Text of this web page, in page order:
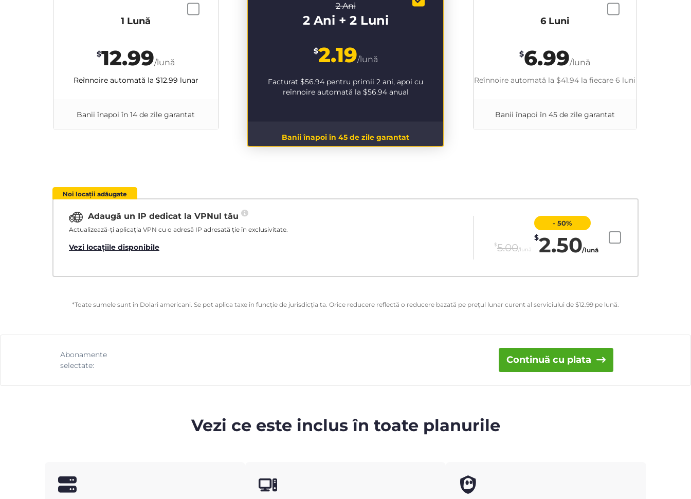
2 Ani
2 Ani + 2 Luni
$2.19/lună
Facturat $56.94 pentru primii 2 ani, apoi cu
reînnoire automată la $56.94anual
Banii înapoi în 45 de zile garantat
6 Luni
$6.99/lună
Reînnoire automată la $41.94 la fiecare 6 luni
Banii înapoi în 45 de zile garantat
1 Lună
$12.99/lună
Reînnoire automată la $12.99 lunar
Banii înapoi în 14 de zile garantat
Noi locații adăugate
Adaugă un IP dedicat la VPNul tău
Actualizează-ți aplicația VPN cu o adresă IP adresată ție în exclusivitate.
Vezi locațiile disponibile $5.00/lună
- 50%
$2.50/lună
*Toate sumele sunt în Dolari americani. Se pot aplica taxe în funcție de jurisdicția ta. Orice reducere reflectă o reducere bazată pe prețul lunar curent al serviciului de $12.99 pe lună.
Abonamente
selectate:
Continuă cu plata
Vezi ce este inclus în toate planurile